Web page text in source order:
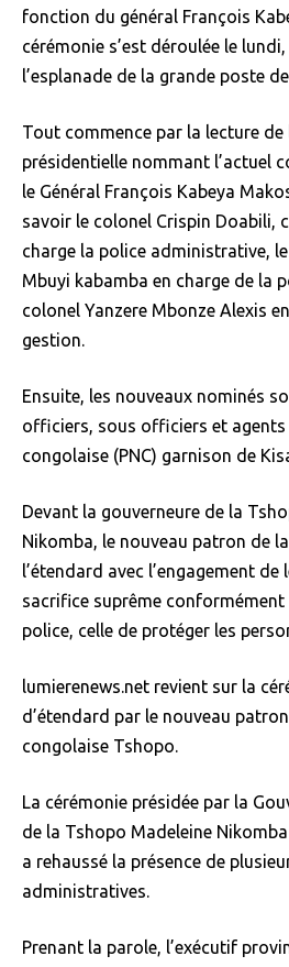
fonction du général François
cérémonie s’est déroulée le
l’esplanade de la grande poste
Tout commence par la lecture de
présidentielle nommant l’actuel
le Général François Kabeya
savoir le colonel Crispin Doabili,
charge la police administrative,
Mbuyi kabamba en charge de la
colonel Yanzere Mbonze Alexis
gestion.
Ensuite, les nouveaux nominés
officiers, sous officiers et
congolaise (PNC) garnison de
Devant la gouverneure de la
Nikomba, le nouveau patron de
l’étendard avec l’engagement de
sacrifice suprême
police, celle de protéger les
lumierenews.net revient sur la
d’étendard par le nouveau
congolaise Tshopo.
La cérémonie présidée par la
de la Tshopo Madeleine
a rehaussé la présence de
administratives.
Prenant la parole, l’exécutif